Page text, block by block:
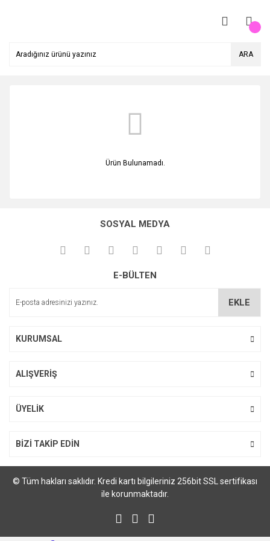
ARA
Ürün Bulunamadı.
SOSYAL MEDYA
E-BÜLTEN
EKLE
KURUMSAL
ALIŞVERİŞ
ÜYELİK
BİZİ TAKİP EDİN
© Tüm hakları saklıdır. Kredi kartı bilgileriniz 256bit SSL sertifikası
ile korunmaktadır.